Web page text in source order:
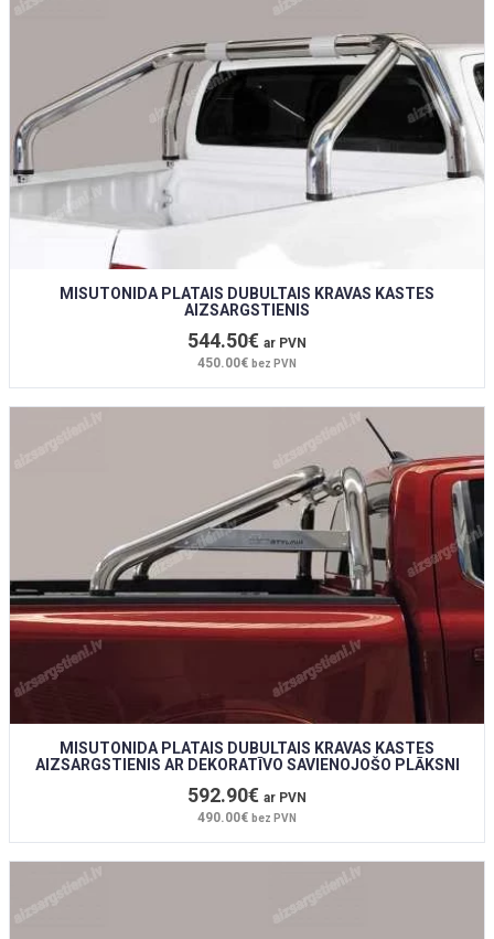
MISUTONIDA PLATAIS DUBULTAIS KRAVAS KASTES
AIZSARGSTIENIS
544.50€ ar PVN
450.00€ bez PVN
MISUTONIDA PLATAIS DUBULTAIS KRAVAS KASTES
AIZSARGSTIENIS AR DEKORATĪVO SAVIENOJOŠO PLĀKSNI
592.90€ ar PVN
490.00€ bez PVN